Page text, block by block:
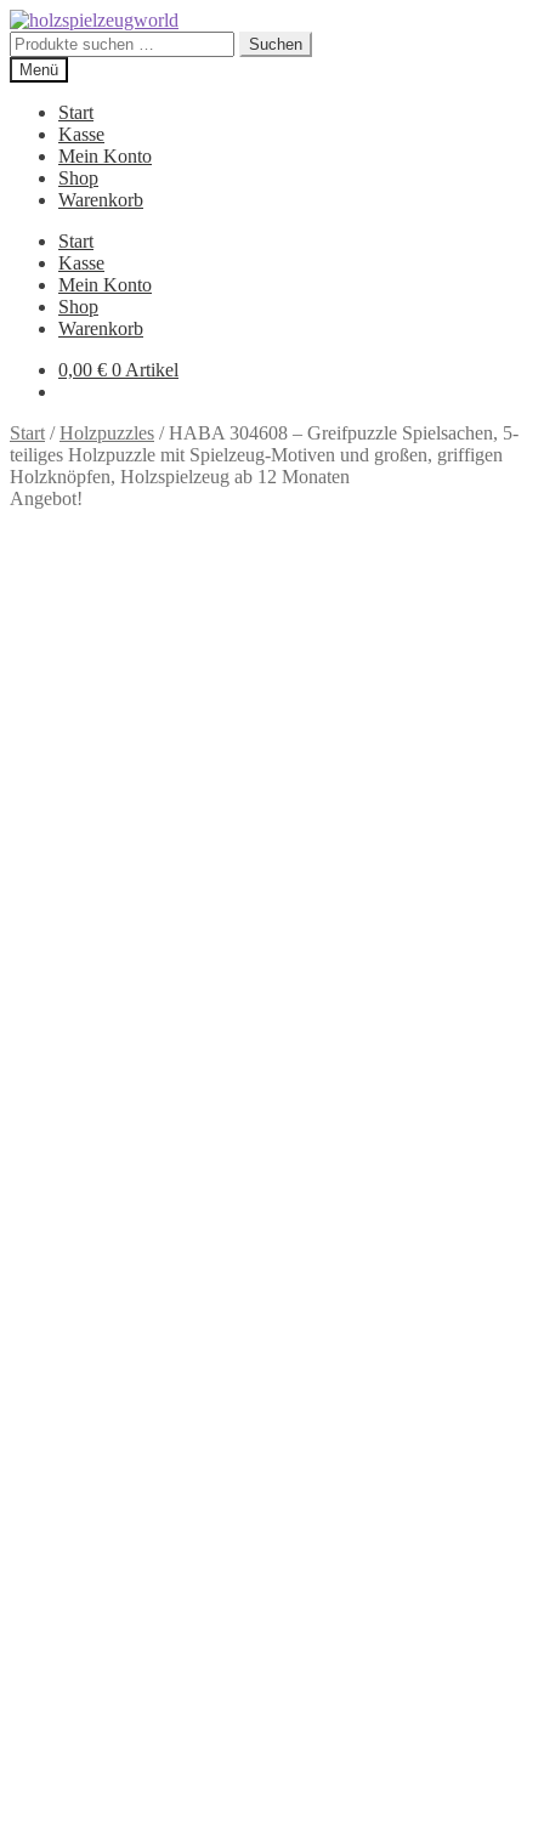
Zur
Navigation
springen
Zum
Inhalt
springen
Suchen
nach:
Suchen
Menü
Start
Kasse
Mein Konto
Shop
Warenkorb
Start
Kasse
Mein Konto
Shop
Warenkorb
0,00 € 0 Artikel
Start /Holzpuzzles /HABA 304608 – Greifpuzzle Spielsachen, 5-
teiliges Holzpuzzle mit Spielzeug-Motiven und großen, griffigen
Holzknöpfen, Holzspielzeug ab 12 Monaten
Angebot!